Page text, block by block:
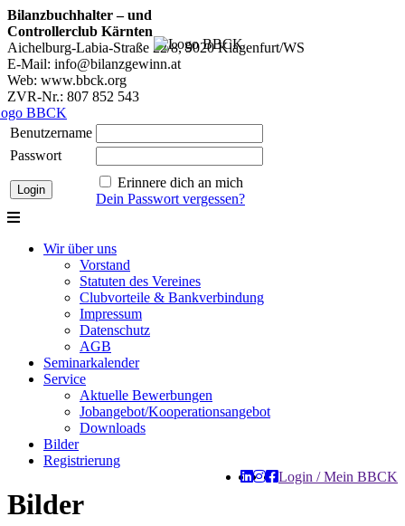
Bilanzbuchhalter – und
Controllerclub Kärnten
Aichelburg-Labia-Straße 22/8, 9020 Klagenfurt/WS
E-Mail: info@bilanzgewinn.at
Web: www.bbck.org
ZVR-Nr.: 807 852 543
Benutzername
Passwort
Erinnere dich an mich
Dein Passwort vergessen?
Wir über uns
Vorstand
Statuten des Vereines
Clubvorteile & Bankverbindung
Impressum
Datenschutz
AGB
Seminarkalender
Service
Aktuelle Bewerbungen
Jobangebot/Kooperationsangebot
Downloads
Bilder
Registrierung
Login / Mein BBCK
Bilder